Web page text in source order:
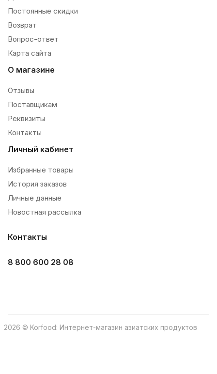
Постоянные скидки
Возврат
Вопрос-ответ
Карта сайта
О магазине
Отзывы
Поставщикам
Реквизиты
Контакты
Личный кабинет
Избранные товары
История заказов
Личные данные
Новостная рассылка
Контакты
8 800 600 28 08
2026 © Korfood: Интернет-магазин азиатских продуктов